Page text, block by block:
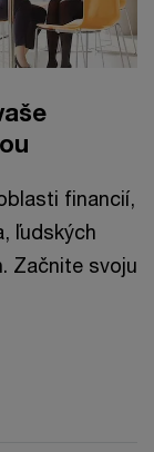
financií,
ľudských
Začnite svoju